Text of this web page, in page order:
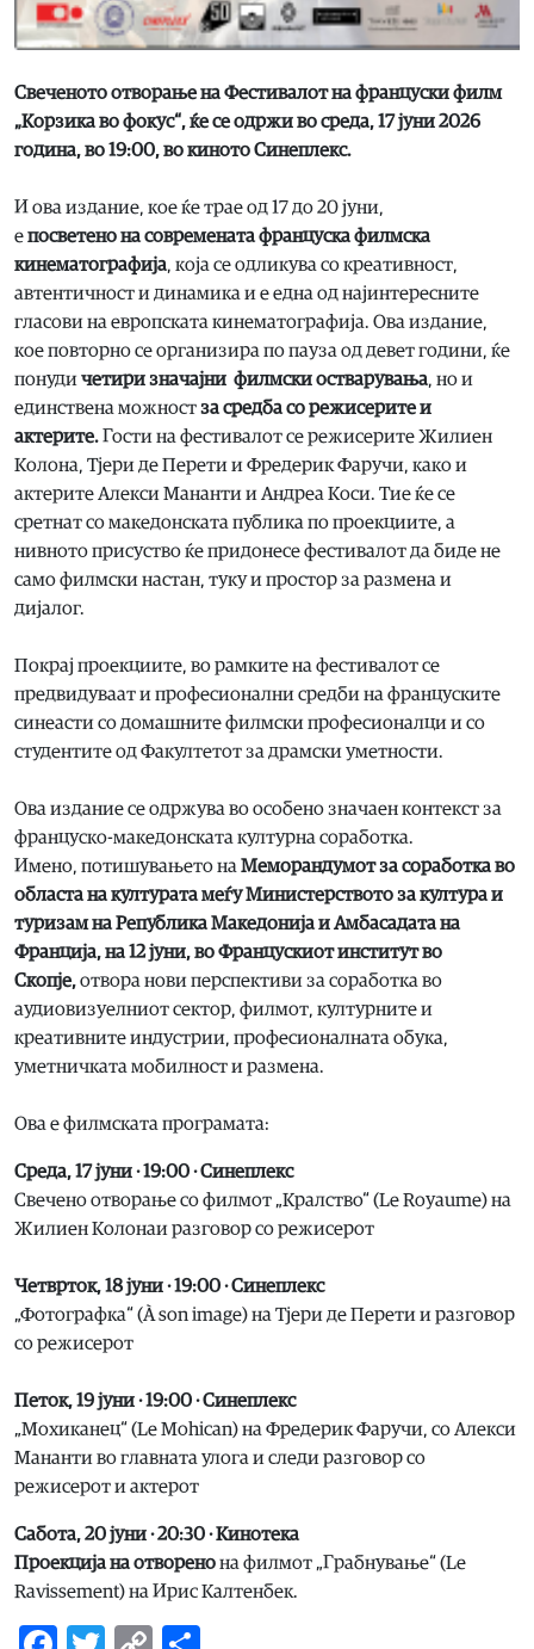
Свеченото отворање наФестивалот на француски филм
„Корзика во фокус“, ќе се одржи во среда, 17 јуни 2026
година, во 19:00, во киното Синеплекс.
И ова издание, кое ќе трае од 17 до 20 јуни,
епосветено на современата француска филмска
кинематографија, која се одликува со креативност,
автентичност и динамика и е една од најинтересните
гласови на европската кинематографија. Ова издание,
кое повторно се организира по пауза од девет години, ќе
понудичетири значајни филмски остварувања, но и
единствена можностза средба со режисерите и
актерите.Гости на фестивалот се режисерите Жилиен
Колона, Тјери де Перети и Фредерик Фаручи, како и
актерите Алекси Мананти и Андреа Коси. Тие ќе се
сретнат со македонската публика по проекциите, а
нивното присуство ќе придонесе фестивалот да биде не
само филмски настан, туку и простор за размена и
дијалог.
Покрај проекциите, во рамките на фестивалот се
предвидуваат и професионални средби на француските
синеасти со домашните филмски професионалци и со
студентите од Факултетот за драмски уметности.
Ова издание се одржува во особено значаен контекст за
француско-македонската културна соработка.
Имено, потишувањето наМеморандумот за соработка во
областа на културата меѓу Министерството за култура и
туризам на Република Македонија и Амбасадата на
Франција, на 12 јуни, во Францускиот институт во
Скопје,отвора нови перспективи за соработка во
аудиовизуелниот сектор, филмот, културните и
креативните индустрии, професионалната обука,
уметничката мобилност и размена.
Ова е филмската програмата:
Среда, 17 јуни · 19:00 · Синеплекс
Свечено отворање со филмот „Кралство“ (Le Royaume) на
Жилиен Колонаи разговор со режисерот
Четврток, 18 јуни · 19:00 · Синеплекс
„Фотографка“ (À son image) на Тјери де Перети и разговор
со режисерот
Петок, 19 јуни · 19:00 · Синеплекс
„Мохиканец“ (Le Mohican) на Фредерик Фаручи, со Алекси
Мананти во главната улога и следи разговор со
режисерот и актерот
Сабота, 20 јуни · 20:30 · Кинотека
Проекција на отворенона филмот „Грабнување“ (Le
Ravissement) на Ирис Калтенбек.